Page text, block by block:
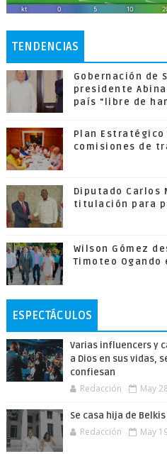
TENDENCIAS
Gobernación de
presidente
país "libre de
Plan Estratégico
comisiones de
Diputado Carlos
titulación para
Wilson Gómez
Timoteo
ESPECTÁCULOS
Varias influencers y
a Dios en sus vidas,
confiesan
Redacción May
Se casa hija de
Redacción May